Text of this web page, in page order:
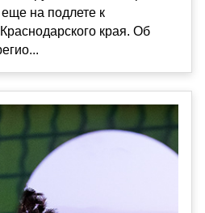
на подлете к
края. Об